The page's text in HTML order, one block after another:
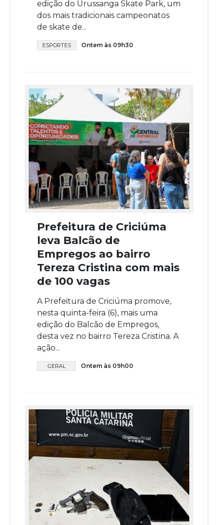
edição do Urussanga Skate Park, um
dos mais tradicionais campeonatos
de skate de...
ESPORTES Ontem às 09h30
Prefeitura de Criciúma
leva Balcão de
Empregos ao bairro
Tereza Cristina com mais
de 100 vagas
A Prefeitura de Criciúma promove,
nesta quinta-feira (6), mais uma
edição do Balcão de Empregos,
desta vez no bairro Tereza Cristina. A
ação...
GERAL Ontem às 09h00